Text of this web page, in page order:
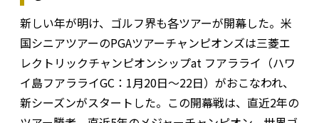
新しい年が明け、ゴルフ界も各ツアーが開幕した。米
国シニアツアーのPGAツアーチャンピオンズは三菱エ
レクトリックチャンピオンシップat フアラライ（ハワ
イ島フアラライGC：1月20日～22日）がおこなわれ、
新シーズンがスタートした。この開幕戦は、直近2年の